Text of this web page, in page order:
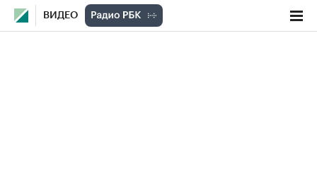
ВИДЕО